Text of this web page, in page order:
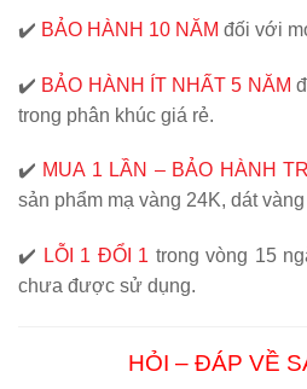
✔️ BẢO HÀNH 10 NĂM đối với
✔️ BẢO HÀNH ÍT NHẤT 5 NĂM
trong phân khúc giá rẻ.
✔️ MUA 1 LẦN – BẢO HÀNH
sản phẩm mạ vàng 24K, dát
✔️ LỖI 1 ĐỔI 1 trong vòng 15
chưa được sử dụng.
HỎI – ĐÁP VỀ